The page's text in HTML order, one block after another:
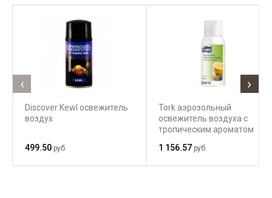
Discover Kewl освежитель
воздух
499.50 руб.
Tork аэрозольный
освежитель воздуха с
тропическим ароматом
1 156.57 руб.
‹ ›